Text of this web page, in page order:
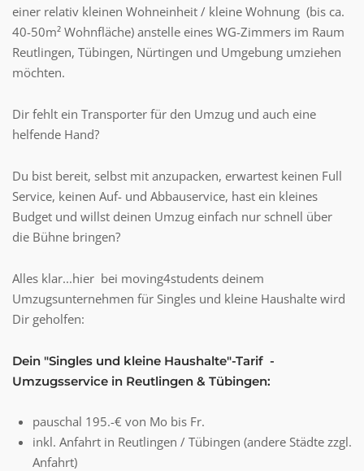
einer relativ kleinen Wohneinheit / kleine Wohnung (bis ca.
40-50m² Wohnfläche) anstelle eines WG-Zimmers im Raum
Reutlingen, Tübingen, Nürtingen und Umgebung umziehen
möchten.
Dir fehlt ein Transporter für den Umzug und auch eine
helfende Hand?
Du bist bereit, selbst mit anzupacken, erwartest keinen Full
Service, keinen Auf- und Abbauservice, hast ein kleines
Budget und willst deinen Umzug einfach nur schnell über
die Bühne bringen?
Alles klar...hier bei moving4students deinem
Umzugsunternehmen für Singles und kleine Haushalte wird
Dir geholfen:
Dein "Singles und kleine Haushalte"-Tarif -
Umzugsservice in Reutlingen & Tübingen:
pauschal 195.-€ von Mo bis Fr.
inkl. Anfahrt in Reutlingen / Tübingen (andere Städte zzgl.
Anfahrt)